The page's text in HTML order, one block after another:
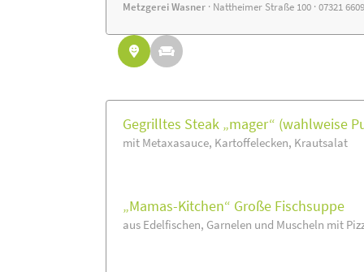
Metzgerei Wasner · Nattheimer Straße 100 · 07321
Gegrilltes Steak „mager“ (wahlweise
mit Metaxasauce, Kartoffelecken, Krautsalat
„Mamas-Kitchen“ Große Fischsuppe
aus Edelfischen, Garnelen und Muscheln mit